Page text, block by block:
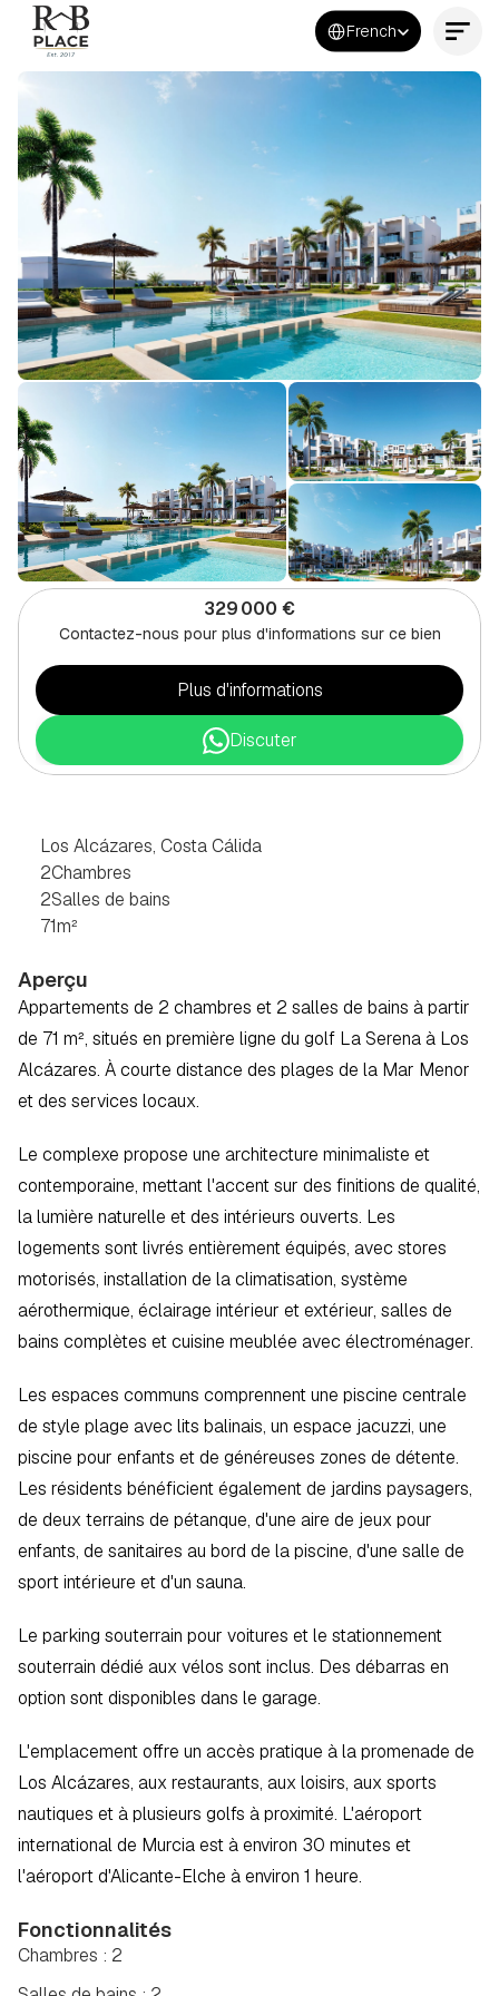
Select Language
French
Contactez-nous maintenant
329 000 €
Contactez-nous pour plus d'informations sur ce bien
Plus d'informations
Discuter
Los Alcázares, Costa Cálida
2Chambres
2Salles de bains
71m²
Aperçu
Appartements de 2 chambres et 2 salles de bains à partir
de 71 m², situés en première ligne du golf La Serena à Los
Alcázares. À courte distance des plages de la Mar Menor
et des services locaux.
Le complexe propose une architecture minimaliste et
contemporaine, mettant l'accent sur des finitions de qualité,
la lumière naturelle et des intérieurs ouverts. Les
logements sont livrés entièrement équipés, avec stores
motorisés, installation de la climatisation, système
aérothermique, éclairage intérieur et extérieur, salles de
bains complètes et cuisine meublée avec électroménager.
Les espaces communs comprennent une piscine centrale
de style plage avec lits balinais, un espace jacuzzi, une
piscine pour enfants et de généreuses zones de détente.
Les résidents bénéficient également de jardins paysagers,
de deux terrains de pétanque, d'une aire de jeux pour
enfants, de sanitaires au bord de la piscine, d'une salle de
sport intérieure et d'un sauna.
Le parking souterrain pour voitures et le stationnement
souterrain dédié aux vélos sont inclus. Des débarras en
option sont disponibles dans le garage.
L'emplacement offre un accès pratique à la promenade de
Los Alcázares, aux restaurants, aux loisirs, aux sports
nautiques et à plusieurs golfs à proximité. L'aéroport
international de Murcia est à environ 30 minutes et
l'aéroport d'Alicante-Elche à environ 1 heure.
Fonctionnalités
Chambres : 2